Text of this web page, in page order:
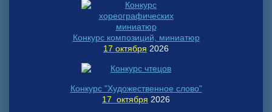
Конкурс композиций, миниатюр
17 октября 2026
Конкурс "Художественное слово"
17 октября 2026